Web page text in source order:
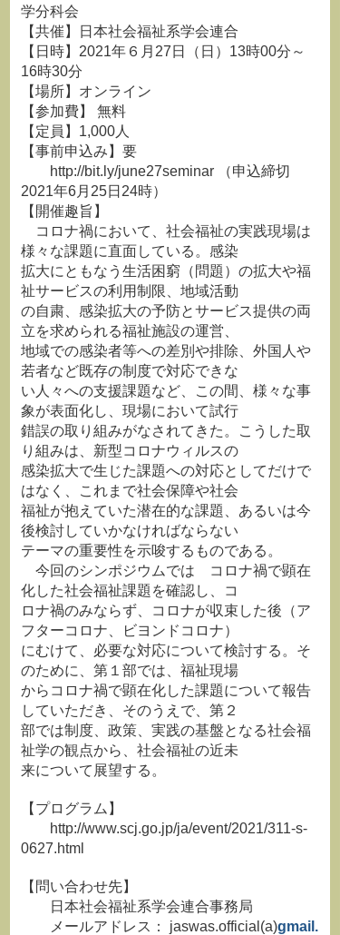
学分科会
【共催】日本社会福祉系学会連合
【日時】2021年６月27日（日）13時00分～
16時30分
【場所】オンライン
【参加費】 無料
【定員】1,000人
【事前申込み】要
http://bit.ly/june27seminar （申込締切
2021年6月25日24時）
【開催趣旨】
コロナ禍において、社会福祉の実践現場は
様々な課題に直面している。感染
拡大にともなう生活困窮（問題）の拡大や福
祉サービスの利用制限、地域活動
の自粛、感染拡大の予防とサービス提供の両
立を求められる福祉施設の運営、
地域での感染者等への差別や排除、外国人や
若者など既存の制度で対応できな
い人々への支援課題など、この間、様々な事
象が表面化し、現場において試行
錯誤の取り組みがなされてきた。こうした取
り組みは、新型コロナウィルスの
感染拡大で生じた課題への対応としてだけで
はなく、これまで社会保障や社会
福祉が抱えていた潜在的な課題、あるいは今
後検討していかなければならない
テーマの重要性を示唆するものである。
今回のシンポジウムでは コロナ禍で顕在
化した社会福祉課題を確認し、コ
ロナ禍のみならず、コロナが収束した後（ア
フターコロナ、ビヨンドコロナ）
にむけて、必要な対応について検討する。そ
のために、第１部では、福祉現場
からコロナ禍で顕在化した課題について報告
していただき、そのうえで、第２
部では制度、政策、実践の基盤となる社会福
祉学の観点から、社会福祉の近未
来について展望する。
【プログラム】
http://www.scj.go.jp/ja/event/2021/311-s-
0627.html
【問い合わせ先】
日本社会福祉系学会連合事務局
メールアドレス： jaswas.official(a)gmail.